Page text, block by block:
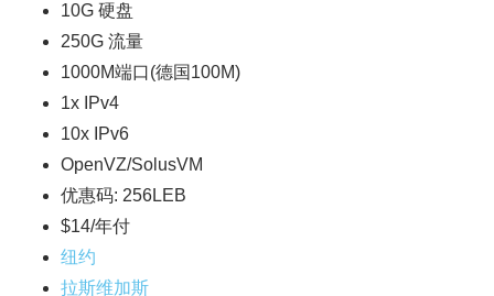
10G 硬盘
250G 流量
1000M端口(德国100M)
1x IPv4
10x IPv6
OpenVZ/SolusVM
优惠码: 256LEB
$14/年付
纽约
拉斯维加斯